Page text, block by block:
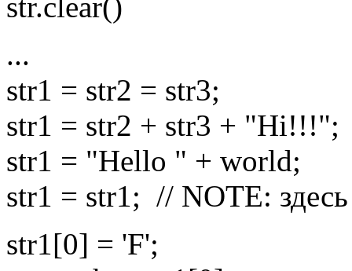
str.clear()
...
str1 = str2 = str3;
str1 = str2 + str3 + "Hi!!!";
str1 = "Hello " + world;
str1 = str1; // NOTE: здесь
str1[0] = 'F';